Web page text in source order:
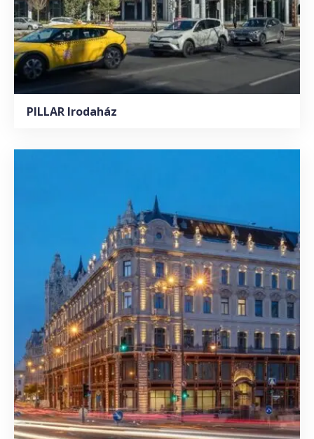
PILLAR Irodaház